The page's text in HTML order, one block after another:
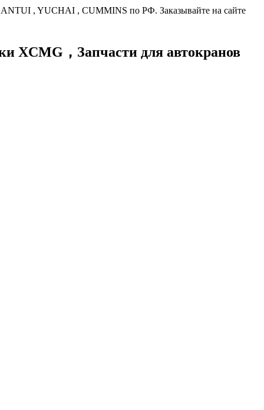
, YUCHAI , CUMMINS по РФ. Заказывайте на сайте
XCMG， Запчасти для автокранов